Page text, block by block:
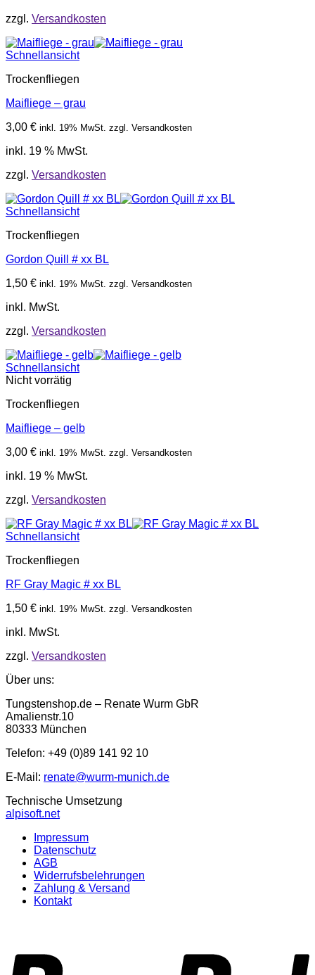
zzgl. Versandkosten
Schnellansicht
Trockenfliegen
Maifliege – grau
3,00 € inkl. 19% MwSt. zzgl. Versandkosten
inkl. 19 % MwSt.
zzgl. Versandkosten
Schnellansicht
Trockenfliegen
Gordon Quill # xx BL
1,50 € inkl. 19% MwSt. zzgl. Versandkosten
inkl. MwSt.
zzgl. Versandkosten
Schnellansicht
Nicht vorrätig
Trockenfliegen
Maifliege – gelb
3,00 € inkl. 19% MwSt. zzgl. Versandkosten
inkl. 19 % MwSt.
zzgl. Versandkosten
Schnellansicht
Trockenfliegen
RF Gray Magic # xx BL
1,50 € inkl. 19% MwSt. zzgl. Versandkosten
inkl. MwSt.
zzgl. Versandkosten
Über uns:
Tungstenshop.de – Renate Wurm GbR
Amalienstr.10
80333 München
Telefon: +49 (0)89 141 92 10
E-Mail: renate@wurm-munich.de
Technische Umsetzung
alpisoft.net
Impressum
Datenschutz
AGB
Widerrufsbelehrungen
Zahlung & Versand
Kontakt